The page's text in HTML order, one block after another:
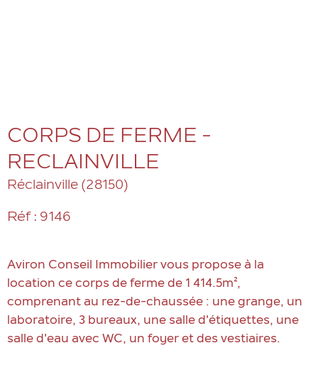
CORPS DE FERME -
RECLAINVILLE
Réclainville (28150)
Réf : 9146
Aviron Conseil Immobilier vous propose à la
location ce corps de ferme de 1 414.5m²,
comprenant au rez-de-chaussée : une grange, un
laboratoire, 3 bureaux, une salle d'étiquettes, une
salle d'eau avec WC, un foyer et des vestiaires.